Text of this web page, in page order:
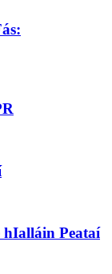
hIalláin Peataí